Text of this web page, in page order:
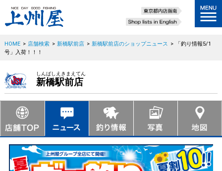
HOME > 店舗検索 > 新橋駅前店 > 新橋駅前店のショップニュース >
「釣り情報5/1
号」入荷！！！
しんばしえきまえてん
新橋駅前店